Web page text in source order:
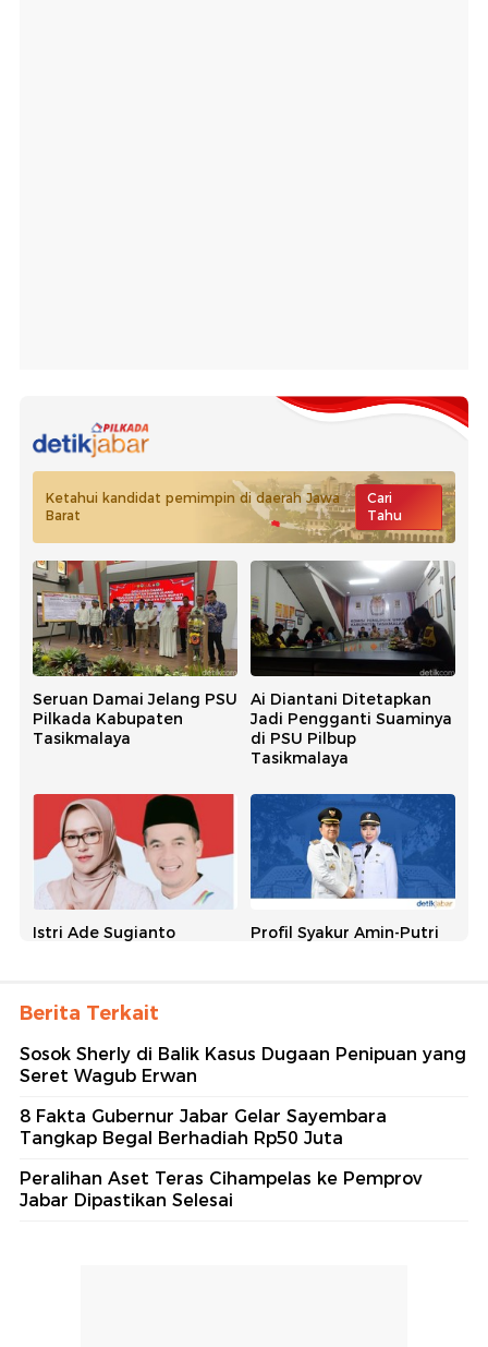
Ketahui kandidat pemimpin di daerah Jawa
Barat
Cari
Tahu
Seruan Damai Jelang PSU
Pilkada Kabupaten
Tasikmalaya
Ai Diantani Ditetapkan
Jadi Pengganti Suaminya
di PSU Pilbup
Tasikmalaya
Istri Ade Sugianto
Profil Syakur Amin-Putri
Dipastikan Tanpa Acara
Mewah
Jabar yang Bakal Dilantik
Berita Terkait
Sosok Sherly di Balik Kasus Dugaan Penipuan yang
Seret Wagub Erwan
8 Fakta Gubernur Jabar Gelar Sayembara
Tangkap Begal Berhadiah Rp50 Juta
Peralihan Aset Teras Cihampelas ke Pemprov
Jabar Dipastikan Selesai